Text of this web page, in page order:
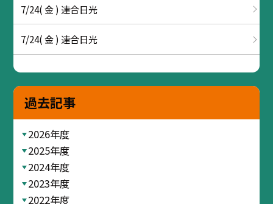
7/24( 金 ) 連合日光
7/24( 金 ) 連合日光
過去記事
2026年度
2025年度
2024年度
2023年度
2022年度